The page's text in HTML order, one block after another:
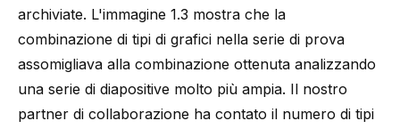
archiviate. L'immagine 1.3 mostra che la
combinazione di tipi di grafici nella serie di prova
assomigliava alla combinazione ottenuta analizzando
una serie di diapositive molto più ampia. Il nostro
partner di collaborazione ha contato il numero di tipi